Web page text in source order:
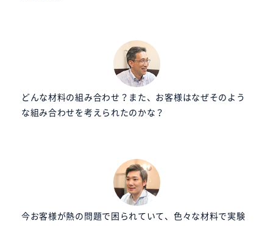
どんな材料の組み合わせ？また、お客様はなぜそのよう
な組み合わせを考えられたのかな？
今お客様が熱の問題で困られていて、色々な材料で実験